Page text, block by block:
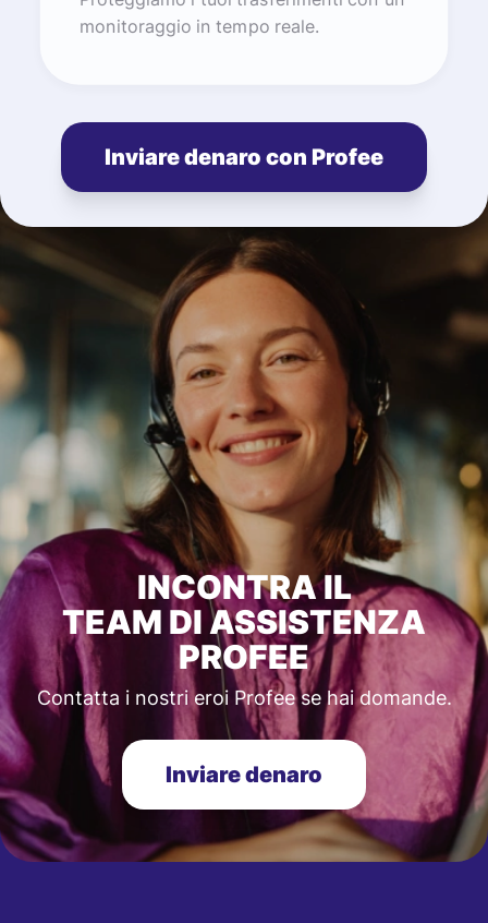
monitoraggio in tempo reale.
Inviare denaro con Profee
INCONTRA IL
TEAM DI ASSISTENZA
PROFEE
Contatta i nostri eroi Profee se hai domande.
Inviare denaro